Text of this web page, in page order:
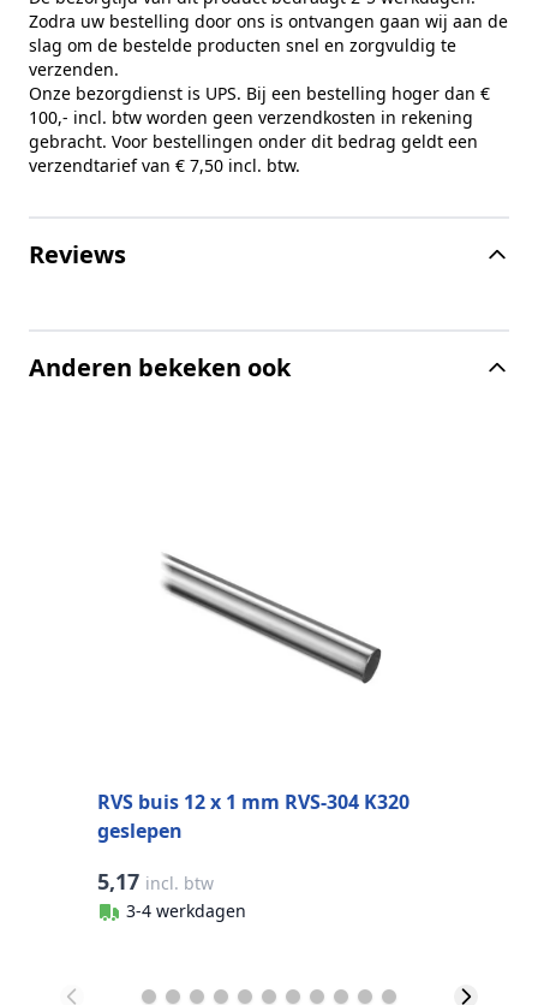
Zodra uw bestelling door ons is ontvangen gaan wij aan de
slag om de bestelde producten snel en zorgvuldig te
verzenden.
Onze bezorgdienst is UPS. Bij een bestelling hoger dan €
100,- incl. btw worden geen verzendkosten in rekening
gebracht. Voor bestellingen onder dit bedrag geldt een
verzendtarief van € 7,50 incl. btw.
Reviews
Anderen bekeken ook
RVS buis 12 x 1 mm RVS-304 K320
geslepen
5,17 incl. btw
3-4 werkdagen